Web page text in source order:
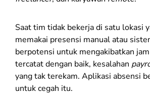
Saat tim tidak bekerja di satu lokasi
memakai presensi manual atau
berpotensi untuk mengakibatkan
tercatat dengan baik, kesalahan
yang tak terekam. Aplikasi absensi
untuk cegah itu.